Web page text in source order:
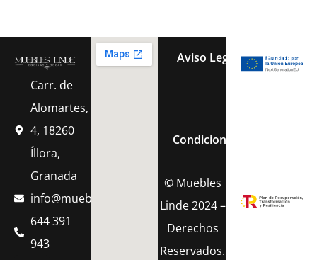
Carr. de
Alomartes,
4, 18260
Íllora,
Granada
info@muebleslinde.com
644 391
943
Aviso Legal Política
Condiciones Generales
© Muebles
Linde 2024 –
Derechos
Reservados.